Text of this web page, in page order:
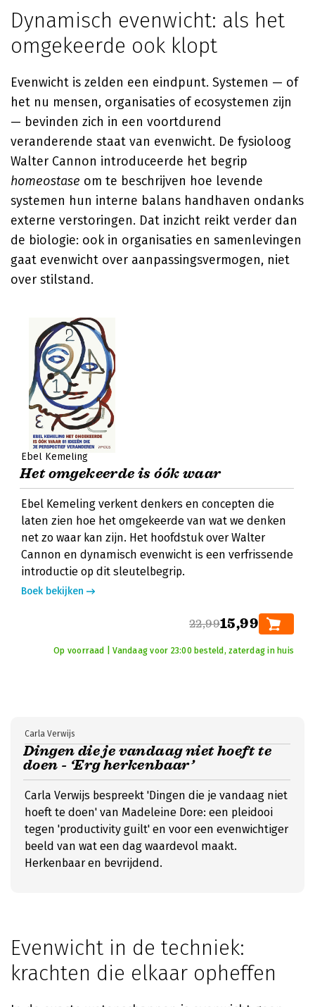
Dynamisch evenwicht: als het
omgekeerde ook klopt
Evenwicht is zelden een eindpunt. Systemen — of
het nu mensen, organisaties of ecosystemen zijn
— bevinden zich in een voortdurend
veranderende staat van evenwicht. De fysioloog
Walter Cannon introduceerde het begrip
homeostase om te beschrijven hoe levende
systemen hun interne balans handhaven ondanks
externe verstoringen. Dat inzicht reikt verder dan
de biologie: ook in organisaties en samenlevingen
gaat evenwicht over aanpassingsvermogen, niet
over stilstand.
Ebel Kemeling
Het omgekeerde is óók waar
Ebel Kemeling verkent denkers en concepten die
laten zien hoe het omgekeerde van wat we denken
net zo waar kan zijn. Het hoofdstuk over Walter
Cannon en dynamisch evenwicht is een verfrissende
introductie op dit sleutelbegrip.
Boek bekijken
22,9915,99
Op voorraad | Vandaag voor 23:00 besteld, zaterdag in huis
Dingen die je vandaag niet hoeft te
doen - ‘Erg herkenbaar’
Carla Verwijs
Carla Verwijs bespreekt 'Dingen die je vandaag niet
hoeft te doen' van Madeleine Dore: een pleidooi
tegen 'productivity guilt' en voor een evenwichtiger
beeld van wat een dag waardevol maakt.
Herkenbaar en bevrijdend.
Evenwicht in de techniek:
krachten die elkaar opheffen